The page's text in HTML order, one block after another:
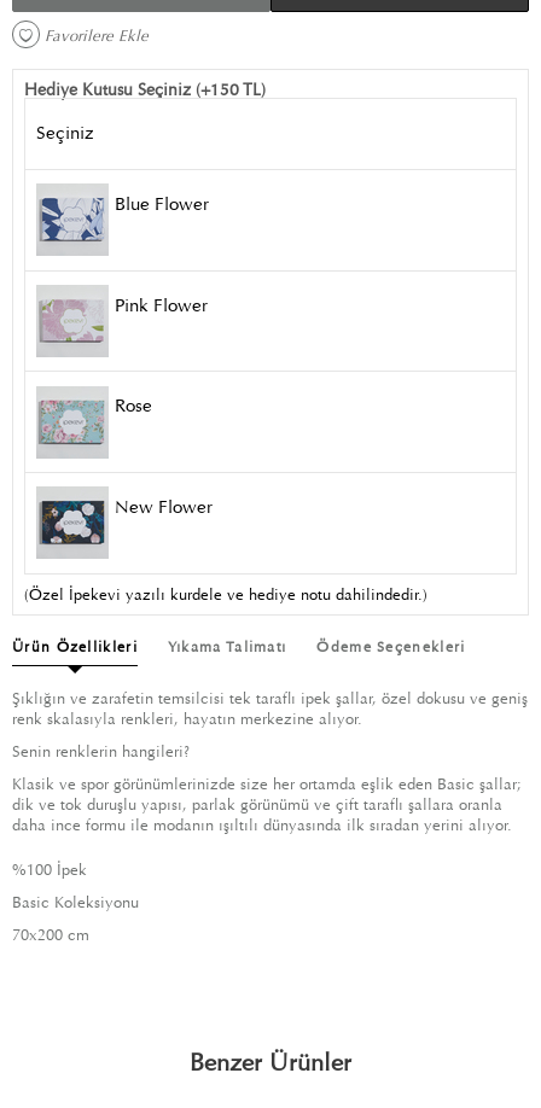
Favorilere Ekle
Hediye Kutusu Seçiniz (+150 TL)
Seçiniz
Blue Flower
Pink Flower
Rose
New Flower
(Özel İpekevi yazılı kurdele ve hediye notu dahilindedir.)
Ürün Özellikleri Yıkama Talimatı Ödeme Seçenekleri
Şıklığın ve zarafetin temsilcisi tek taraflı ipek şallar, özel dokusu ve geniş
renk skalasıyla renkleri, hayatın merkezine alıyor.
Senin renklerin hangileri?
Klasik ve spor görünümlerinizde size her ortamda eşlik eden Basic şallar;
dik ve tok duruşlu yapısı, parlak görünümü ve çift taraflı şallara oranla
daha ince formu ile modanın ışıltılı dünyasında ilk sıradan yerini alıyor.
%100 İpek
Basic Koleksiyonu
70x200 cm
Benzer Ürünler